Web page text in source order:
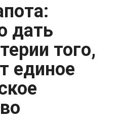
дать
того,
единое